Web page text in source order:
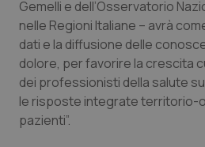
Lombardia
Marche
Molise
Dolore
Donna & Salute
Epatiti
Gemelli e dell’Osservatorio
nelle Regioni Italiane – avrà
dati e la diffusione delle
dolore, per favorire la crescita
dei professionisti della salute
le risposte integrate territorio-
pazienti”.